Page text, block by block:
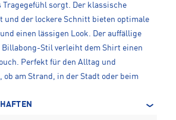
Tragegefühl sorgt. Der klassische
und der lockere Schnitt bieten optimale
einen lässigen Look. Der auffällige
Billabong-Stil verleiht dem Shirt einen
Perfekt für den Alltag und
ob am Strand, in der Stadt oder beim